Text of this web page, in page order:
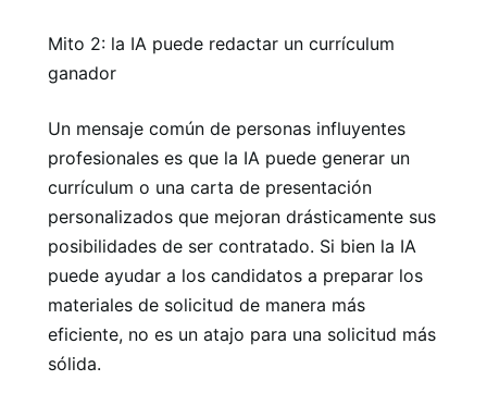
Mito 2: la IA puede redactar un currículum
ganador
Un mensaje común de personas influyentes
profesionales es que la IA puede generar un
currículum o una carta de presentación
personalizados que mejoran drásticamente sus
posibilidades de ser contratado. Si bien la IA
puede ayudar a los candidatos a preparar los
materiales de solicitud de manera más
eficiente, no es un atajo para una solicitud más
sólida.